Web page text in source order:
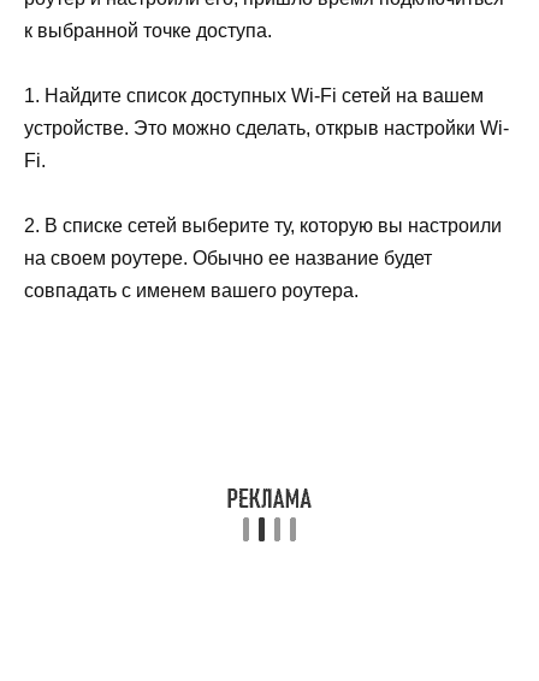
к выбранной точке доступа.
1. Найдите список доступных Wi-Fi сетей на вашем
устройстве. Это можно сделать, открыв настройки Wi-
Fi.
2. В списке сетей выберите ту, которую вы настроили
на своем роутере. Обычно ее название будет
совпадать с именем вашего роутера.